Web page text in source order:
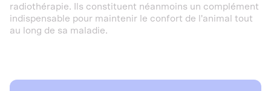
radiothérapie. Ils constituent néanmoins un complément
indispensable pour maintenir le confort de l'animal tout
au long de sa maladie.